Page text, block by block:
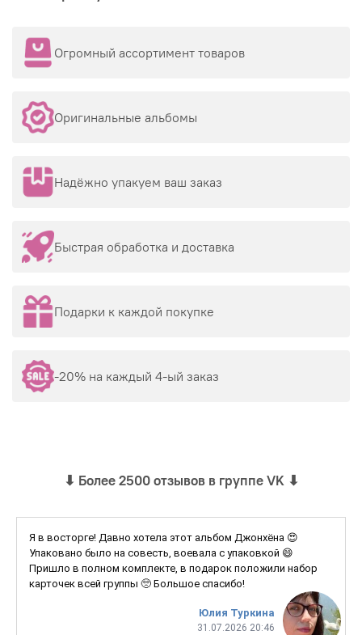
Огромный ассортимент товаров
Оригинальные альбомы
Надёжно упакуем ваш заказ
Быстрая обработка и доставка
Подарки к каждой покупке
-20% на каждый 4-ый заказ
⬇ Более 2500 отзывов в группе VK ⬇
Юлия Туркина
31.07.2026 20:46
Я в восторге! Давно хотела этот альбом Джонхёна 😍
Упаковано было на совесть, воевала с упаковкой 😄
Пришло в полном комплекте, в подарок положили набор
карточек всей группы 🥺 Большое спасибо!